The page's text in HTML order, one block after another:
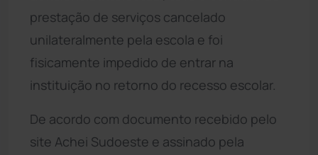
prestação de serviços cancelado
unilateralmente pela escola e foi
fisicamente impedido de entrar na
instituição no retorno do recesso escolar.
De acordo com documento recebido pelo
site Achei Sudoeste e assinado pela